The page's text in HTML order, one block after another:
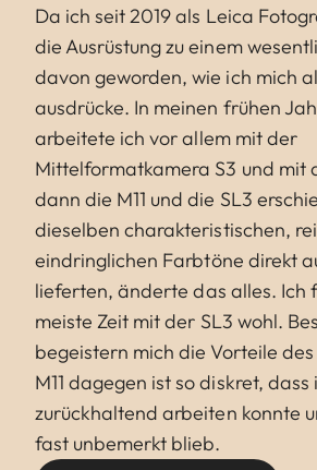
Da ich seit 2019 als Leica
die Ausrüstung zu einem
davon geworden, wie ich mich
ausdrücke. In meinen frühen
arbeitete ich vor allem mit der
Mittelformatkamera S3 und mit
dann die M11 und die SL3
dieselben charakteristischen,
eindringlichen Farbtöne direkt
lieferten, änderte das alles. Ich
meiste Zeit mit der SL3 wohl.
begeistern mich die Vorteile
M11 dagegen ist so diskret,
zurückhaltend arbeiten konnte
fast unbemerkt blieb.